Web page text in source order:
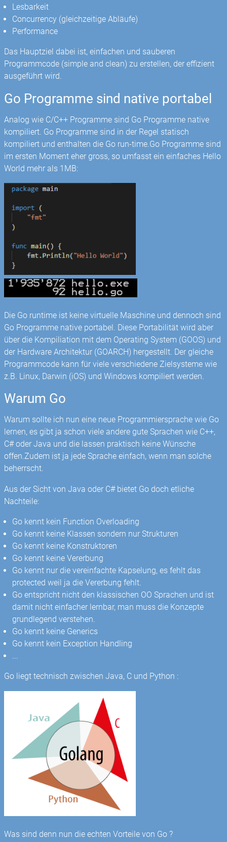
Lesbarkeit
Concurrency (gleichzeitige Abläufe)
Performance
Das Hauptziel dabei ist, einfachen und sauberen
Programmcode (simple and clean) zu erstellen, der effizient
ausgeführt wird.
Go Programme sind native portabel
Analog wie C/C++ Programme sind Go Programme native
kompiliert. Go Programme sind in der Regel statisch
kompiliert und enthalten die Go run-time.Go Programme sind
im ersten Moment eher gross, so umfasst ein einfaches Hello
World mehr als 1MB:
Die Go runtime ist keine virtuelle Maschine und dennoch sind
Go Programme native portabel. Diese Portabilität wird aber
über die Kompiliation mit dem Operating System (GOOS) und
der Hardware Architektur (GOARCH) hergestellt. Der gleiche
Programmcode kann für viele verschiedene Zielsysteme wie
z.B. Linux, Darwin (iOS) und Windows kompiliert werden.
Warum Go
Warum sollte ich nun eine neue Programmiersprache wie Go
lernen, es gibt ja schon viele andere gute Sprachen wie C++,
C# oder Java und die lassen praktisch keine Wünsche
offen.Zudem ist ja jede Sprache einfach, wenn man solche
beherrscht.
Aus der Sicht von Java oder C# bietet Go doch etliche
Nachteile:
Go kennt kein Function Overloading
Go kennt keine Klassen sondern nur Strukturen
Go kennt keine Konstruktoren
Go kennt keine Vererbung
Go kennt nur die vereinfachte Kapselung, es fehlt das
protected weil ja die Vererbung fehlt.
Go entspricht nicht den klassischen OO Sprachen und ist
damit nicht einfacher lernbar, man muss die Konzepte
grundlegend verstehen.
Go kennt keine Generics
Go kennt kein Exception Handling
...
Go liegt technisch zwischen Java, C und Python :
Was sind denn nun die echten Vorteile von Go ?